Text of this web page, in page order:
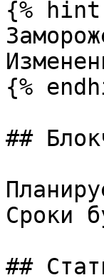
{%
{%
##
Сроки
##